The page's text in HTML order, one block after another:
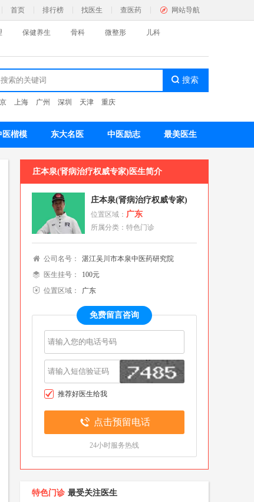
首页 排行榜 找医生 查医药 网站导航
理
愈 名医百科
名医百科
保健养生 骨科 微整形
儿科
上海 广州 深圳 天津 重庆
医楷模 东大名医 中医励志 最美医生
庄本泉(肾病治疗权威专家) 医生简介
庄本泉(肾病治疗权威专家)
位置区域： 广东
所属分类： 特色门诊
公司名号：
湛江吴川市本泉中医药研究院
医生挂号：
100元
位置区域：
广东
免费留言咨询
推荐好医生给我
点击预留电话
24小时服务热线
特色门诊 最受关注医生